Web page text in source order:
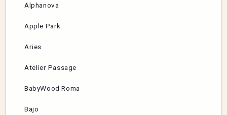
Alphanova
Apple Park
Aries
Atelier Passage
BabyWood Roma
Bajo